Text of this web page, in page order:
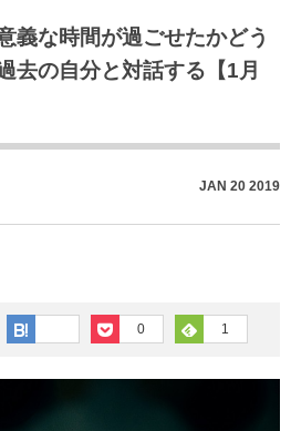
義な時間が過ごせたかどう
去の自分と対話する【1月
JAN 20 2019
0 1